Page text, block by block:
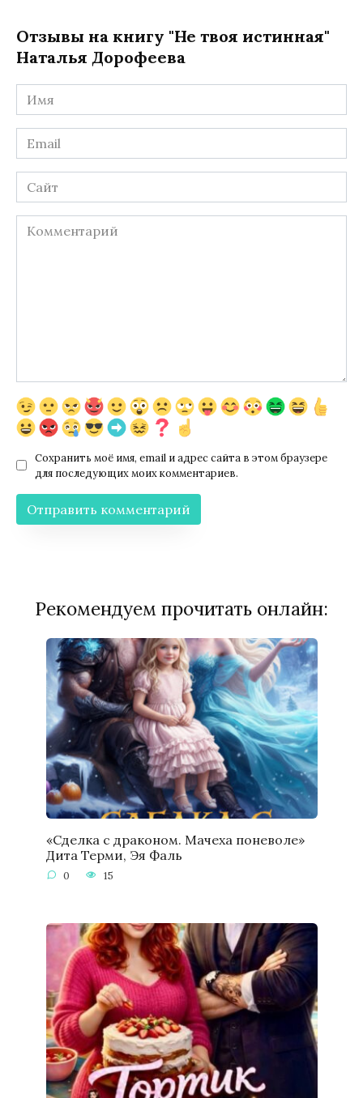
Отзывы на книгу "Не твоя истинная"
Наталья Дорофеева
Имя
*
Email
*
Сайт
Комментарий
Сохранить моё имя, email и адрес сайта в этом браузере
для последующих моих комментариев.
Рекомендуем прочитать онлайн:
«Сделка с драконом. Мачеха поневоле»
Дита Терми, Эя Фаль
0 15